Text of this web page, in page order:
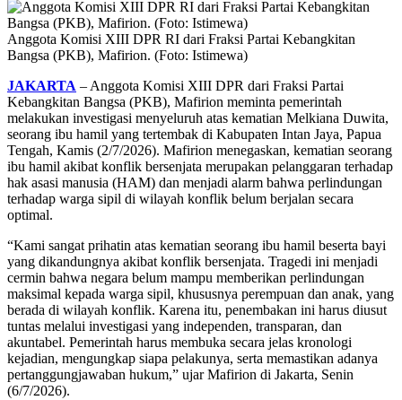
Anggota Komisi XIII DPR RI dari Fraksi Partai Kebangkitan
Bangsa (PKB), Mafirion. (Foto: Istimewa)
JAKARTA – Anggota Komisi XIII DPR dari Fraksi Partai
Kebangkitan Bangsa (PKB), Mafirion meminta pemerintah
melakukan investigasi menyeluruh atas kematian Melkiana Duwita,
seorang ibu hamil yang tertembak di Kabupaten Intan Jaya, Papua
Tengah, Kamis (2/7/2026). Mafirion menegaskan, kematian seorang
ibu hamil akibat konflik bersenjata merupakan pelanggaran terhadap
hak asasi manusia (HAM) dan menjadi alarm bahwa perlindungan
terhadap warga sipil di wilayah konflik belum berjalan secara
optimal.
“Kami sangat prihatin atas kematian seorang ibu hamil beserta bayi
yang dikandungnya akibat konflik bersenjata. Tragedi ini menjadi
cermin bahwa negara belum mampu memberikan perlindungan
maksimal kepada warga sipil, khususnya perempuan dan anak, yang
berada di wilayah konflik. Karena itu, penembakan ini harus diusut
tuntas melalui investigasi yang independen, transparan, dan
akuntabel. Pemerintah harus membuka secara jelas kronologi
kejadian, mengungkap siapa pelakunya, serta memastikan adanya
pertanggungjawaban hukum,” ujar Mafirion di Jakarta, Senin
(6/7/2026).